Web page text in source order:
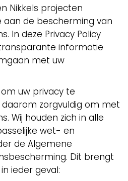
Nikkels projecten
de bescherming van
In deze Privacy Policy
informatie
met uw
uw privacy te
zorgvuldig om met
Wij houden zich in alle
wet- en
de Algemene
Dit brengt
ieder geval: